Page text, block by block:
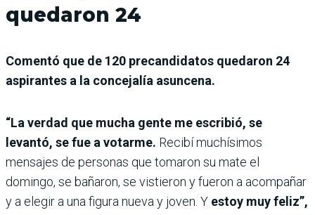
quedaron 24
Comentó que de 120 precandidatos quedaron 24
aspirantes a la concejalía asuncena.
“La verdad que mucha gente me escribió, se
levantó, se fue a votarme. Recibí muchísimos
mensajes de personas que tomaron su mate el
domingo, se bañaron, se vistieron y fueron a acompañar
y a elegir a una figura nueva y joven. Y estoy muy feliz”,